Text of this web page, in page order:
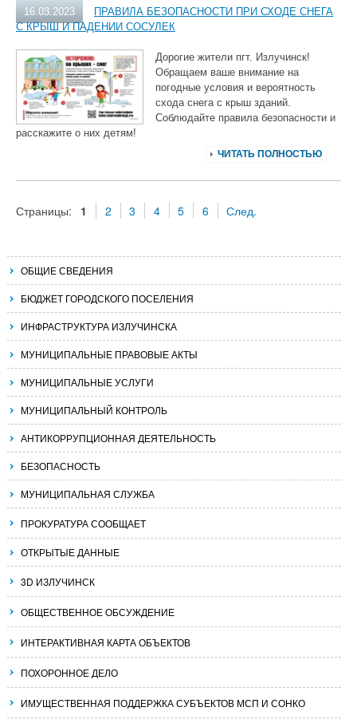
16.03.2023
ПРАВИЛА БЕЗОПАСНОСТИ ПРИ СХОДЕ СНЕГА
С КРЫШ И ПАДЕНИИ СОСУЛЕК
Дорогие жители пгт. Излучинск!
Обращаем ваше внимание на
погодные условия и вероятность
схода снега с крыш зданий.
Соблюдайте правила безопасности и
расскажите о них детям!
ЧИТАТЬ ПОЛНОСТЬЮ
Страницы: 1 2 3 4 5 6 След.
ОБЩИЕ СВЕДЕНИЯ
БЮДЖЕТ ГОРОДСКОГО ПОСЕЛЕНИЯ
ИНФРАСТРУКТУРА ИЗЛУЧИНСКА
МУНИЦИПАЛЬНЫЕ ПРАВОВЫЕ АКТЫ
МУНИЦИПАЛЬНЫЕ УСЛУГИ
МУНИЦИПАЛЬНЫЙ КОНТРОЛЬ
АНТИКОРРУПЦИОННАЯ ДЕЯТЕЛЬНОСТЬ
БЕЗОПАСНОСТЬ
МУНИЦИПАЛЬНАЯ СЛУЖБА
ПРОКУРАТУРА СООБЩАЕТ
ОТКРЫТЫЕ ДАННЫЕ
3D ИЗЛУЧИНСК
ОБЩЕСТВЕННОЕ ОБСУЖДЕНИЕ
ИНТЕРАКТИВНАЯ КАРТА ОБЪЕКТОВ
ПОХОРОННОЕ ДЕЛО
ИМУЩЕСТВЕННАЯ ПОДДЕРЖКА СУБЪЕКТОВ МСП И СОНКО